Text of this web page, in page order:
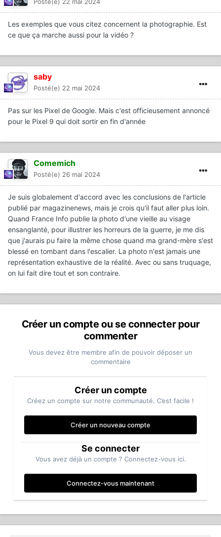
Les exemples que vous citez concernent la photographie. Est
ce que ça marche aussi pour la vidéo ?
saby
Posté(e) 22 mai 2024
Pas sur les Pixel de Google. Mais c'est officieusement annoncé
pour le Pixel 9 qui doit sortir en fin d'année
Comemich
Posté(e) 26 mai 2024
Je suis globalement d'accord avec les conclusions de l'article
publié par magazinenews, mais je crois qu'il faut aller plus loin.
Quand France Info publie la photo d'une vieille au visage
ensanglanté, pour illustrer les horreurs de la guerre, je me dis
que j'aurais pu faire la même chose quand ma grand-mère s'est
blessé en tombant dans l'escalier. La photo n'est jamais une
représentation exhaustive de la réalité. Avec ou sans truquage,
on lui fait dire tout et son contraire.
Créer un compte ou se connecter pour
commenter
Vous devez être membre afin de pouvoir déposer un
commentaire
Créer un compte
Créez un compte sur notre communauté. C’est facile !
Créer un nouveau compte
Se connecter
Vous avez déjà un compte ? Connectez-vous ici.
Connectez-vous maintenant